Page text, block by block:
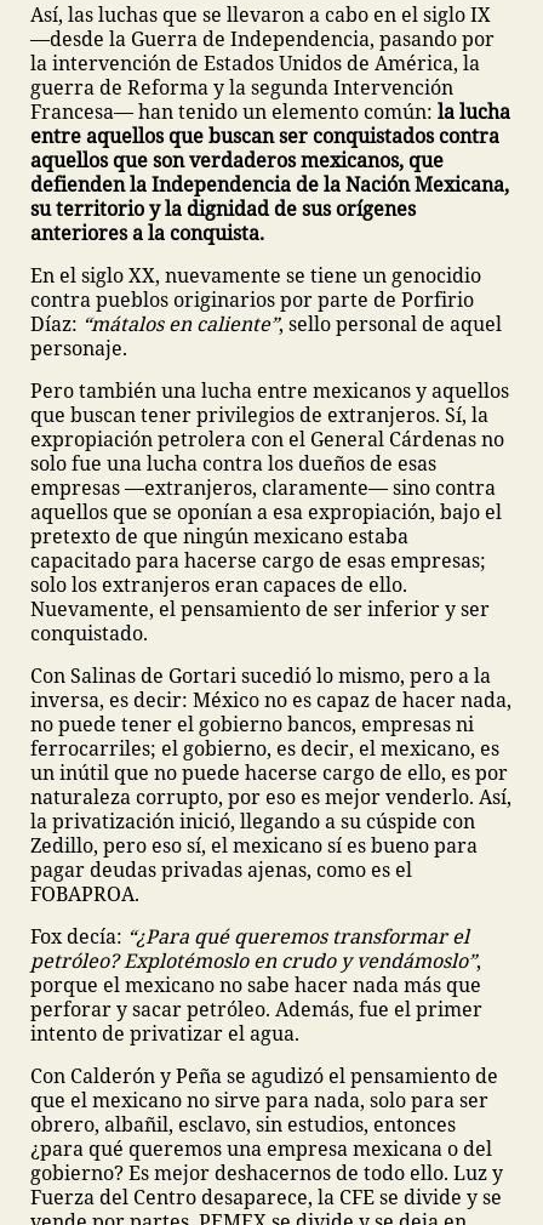
Así, las luchas que se llevaron a cabo en el siglo IX
—desde la Guerra de Independencia, pasando por
la intervención de Estados Unidos de América, la
guerra de Reforma y la segunda Intervención
Francesa— han tenido un elemento común: la lucha
entre aquellos que buscan ser conquistados contra
aquellos que son verdaderos mexicanos, que
defienden la Independencia de la Nación Mexicana,
su territorio y la dignidad de sus orígenes
anteriores a la conquista.
En el siglo XX, nuevamente se tiene un genocidio
contra pueblos originarios por parte de Porfirio
Díaz: “mátalos en caliente”, sello personal de aquel
personaje.
Pero también una lucha entre mexicanos y aquellos
que buscan tener privilegios de extranjeros. Sí, la
expropiación petrolera con el General Cárdenas no
solo fue una lucha contra los dueños de esas
empresas —extranjeros, claramente— sino contra
aquellos que se oponían a esa expropiación, bajo el
pretexto de que ningún mexicano estaba
capacitado para hacerse cargo de esas empresas;
solo los extranjeros eran capaces de ello.
Nuevamente, el pensamiento de ser inferior y ser
conquistado.
Con Salinas de Gortari sucedió lo mismo, pero a la
inversa, es decir: México no es capaz de hacer nada,
no puede tener el gobierno bancos, empresas ni
ferrocarriles; el gobierno, es decir, el mexicano, es
un inútil que no puede hacerse cargo de ello, es por
naturaleza corrupto, por eso es mejor venderlo. Así,
la privatización inició, llegando a su cúspide con
Zedillo, pero eso sí, el mexicano sí es bueno para
pagar deudas privadas ajenas, como es el
FOBAPROA.
Fox decía: “¿Para qué queremos transformar el
petróleo? Explotémoslo en crudo y vendámoslo”,
porque el mexicano no sabe hacer nada más que
perforar y sacar petróleo. Además, fue el primer
intento de privatizar el agua.
Con Calderón y Peña se agudizó el pensamiento de
que el mexicano no sirve para nada, solo para ser
obrero, albañil, esclavo, sin estudios, entonces
¿para qué queremos una empresa mexicana o del
gobierno? Es mejor deshacernos de todo ello. Luz y
Fuerza del Centro desaparece, la CFE se divide y se